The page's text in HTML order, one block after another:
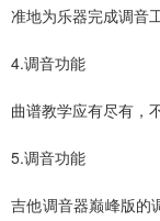
准地为乐器完成调音工
4.调音功能
曲谱教学应有尽有，
5.调音功能
吉他调音器巅峰版的